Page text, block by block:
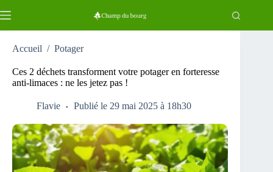
au
Accueil / Potager
Ces 2 déchets transforment votre potager en forteresse
anti-limaces : ne les jetez pas !
Flavie Publié le 29 mai 2025 à 18h30